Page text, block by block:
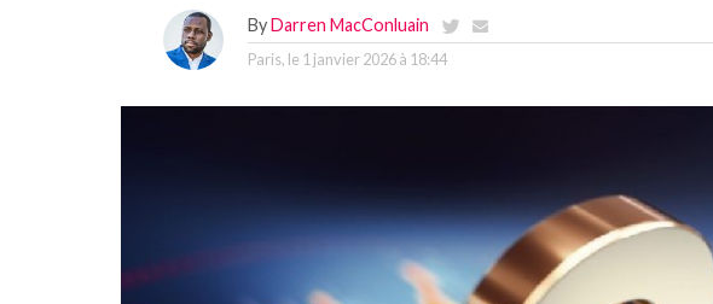
ByDarren MacConluain
Paris, le 1 janvier 2026 à 18:44